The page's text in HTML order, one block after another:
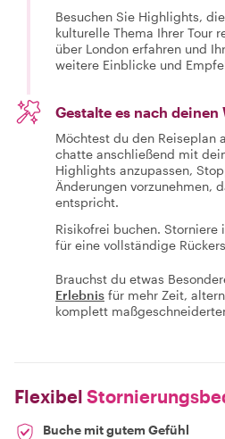
Besuchen Sie Highlights,
kulturelle Thema Ihrer Tour
über London erfahren und
weitere Einblicke und
Gestalte es nach deinen
Möchtest du den Reiseplan
chatte anschließend mit
Highlights anzupassen,
Änderungen vorzunehmen,
entspricht.
Risikofrei buchen. Storniere
für eine vollständige
Brauchst du etwas
Erlebnis für mehr Zeit,
komplett
Flexibel
Buche mit gutem Gefühl